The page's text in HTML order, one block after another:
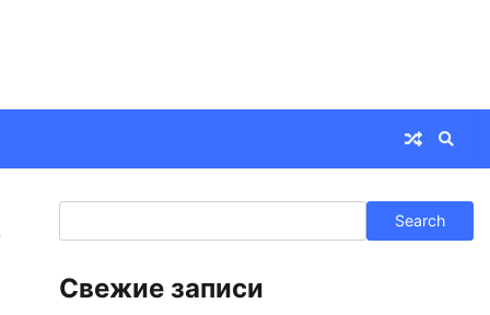
Search
Свежие записи